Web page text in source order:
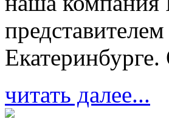
читать далее...